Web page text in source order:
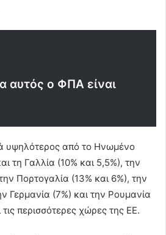
αυτός ο ΦΠΑ είναι
υψηλότερος από το Ηνωμένο
τη Γαλλία (10% και 5,5%), την
Πορτογαλία (13% και 6%), την
Γερμανία (7%) και την Ρουμανία
περισσότερες χώρες της ΕΕ.